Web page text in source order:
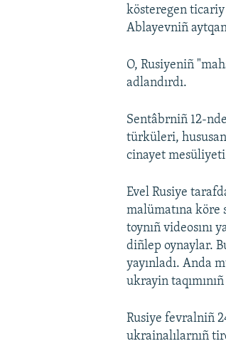
kösteregen
Ablayevniñ
O, Rusiyeniñ
adlandırdı.
Sentâbrniñ 12-nde
türküleri,
cinayet
Evel Rusiye
malümatına köre
toynıñ videosını
diñlep oynaylar.
yayınladı. Anda
ukrayin
Rusiye fevralniñ
ukrainalılarnıñ